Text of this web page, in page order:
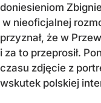
doniesieniom
w nieoficjalnej
przyznał, że w
i za to przeprosił.
czasu zdjęcie z
wskutek polskiej